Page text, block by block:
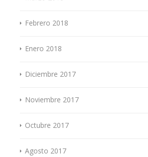
Febrero 2018
Enero 2018
Diciembre 2017
Noviembre 2017
Octubre 2017
Agosto 2017